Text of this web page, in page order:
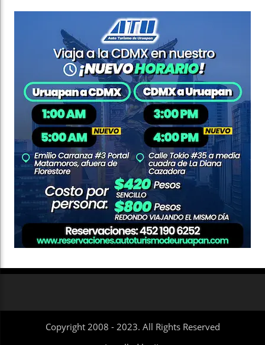
Copyright 2008 - 2023. All Rights Reserved